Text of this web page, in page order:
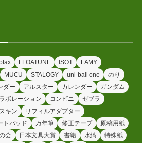
FLOATUNE ISOT
LAMY
MUCU STALOGY uni-ball one
のり
ダー アルスター カレンダー
ガンダム
ボレーション コンビニ
ゼブラ
キン
リフィルアダプター
トパッド 万年筆 修正テープ
原稿用紙
会 日本文具大賞 書籍 水縞 特殊紙